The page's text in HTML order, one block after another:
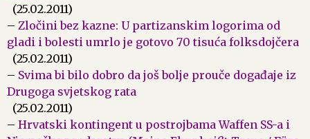
(25.02.2011)
– Zločini bez kazne: U partizanskim logorima od
gladi i bolesti umrlo je gotovo 70 tisuća folksdojčera
(25.02.2011)
– Svima bi bilo dobro da još bolje prouče događaje iz
Drugoga svjetskog rata
(25.02.2011)
– Hrvatski kontingent u postrojbama Waffen SS-a i